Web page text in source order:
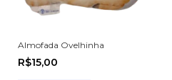
Almofada Ovelhinha
R$15,00